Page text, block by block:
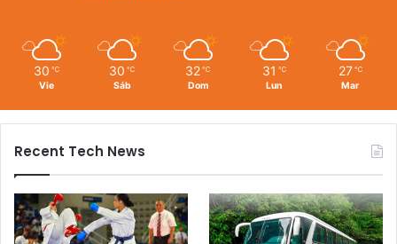
30 ℃
Vie
30 ℃
Sáb
32 ℃
Dom
31 ℃
Lun
27 ℃
Mar
Recent Tech News